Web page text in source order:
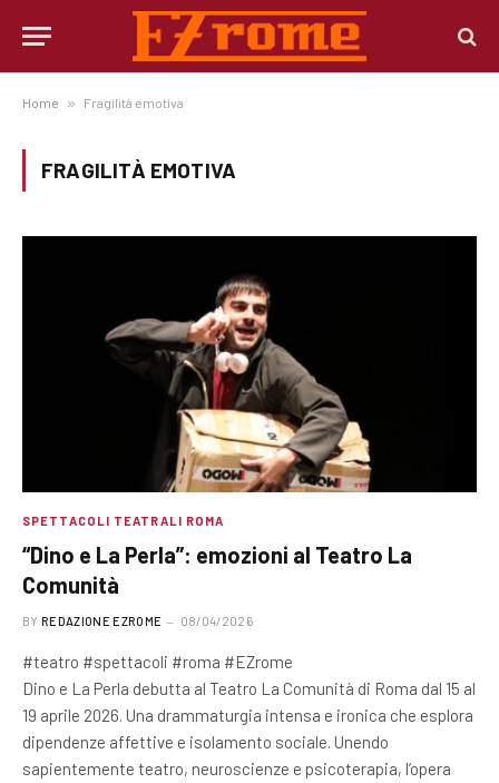
Home » Fragilità emotiva
FRAGILITÀ EMOTIVA
SPETTACOLI TEATRALI ROMA
“Dino e La Perla”: emozioni al Teatro La
Comunità
BY REDAZIONE EZROME 08/04/2026
#teatro #spettacoli #roma #EZrome
Dino e La Perla debutta al Teatro La Comunità di Roma dal 15 al
19 aprile 2026. Una drammaturgia intensa e ironica che esplora
dipendenze affettive e isolamento sociale. Unendo
sapientemente teatro, neuroscienze e psicoterapia, l’opera